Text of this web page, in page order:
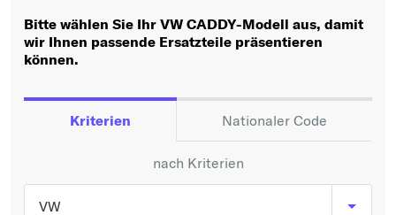
Oder
Oder Fahrzeugauswahl nach Kriterien:
Hersteller wählen
Typ wählen
Bitte wählen Sie Ihr VW CADDY-Modell aus, damit
wir Ihnen passende Ersatzteile präsentieren
können.
Kriterien Nationaler Code
nach Kriterien
VW